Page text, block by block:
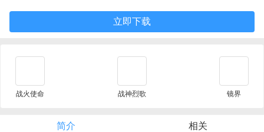
立即下载
战火使命 战神烈歌 镜界
简介 相关